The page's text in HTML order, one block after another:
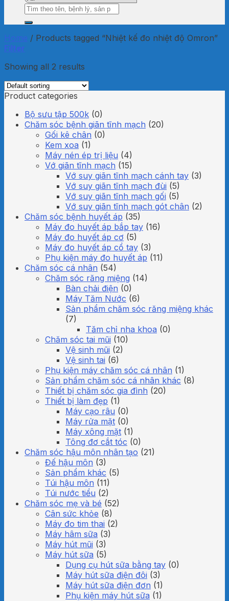
Search
for:
Home / Products tagged “Nhiệt kế đo nhiệt độ Omron”
Filter
Showing all 2 results
Product categories
Bộ sưu tập 500k (0)
Chăm sóc bệnh giãn tĩnh mạch (20)
Gối kê chân (0)
Kem xoa (1)
Máy nén ép trị liệu (4)
Vớ giãn tĩnh mạch (15)
Vớ suy giãn tĩnh mạch cánh tay (3)
Vớ suy giãn tĩnh mạch đùi (5)
Vớ suy giãn tĩnh mạch gối (5)
Vớ suy giãn tĩnh mạch gót chân (2)
Chăm sóc bệnh huyết áp (35)
Máy đo huyết áp bắp tay (16)
Máy đo huyết áp cơ (5)
Máy đo huyết áp cổ tay (3)
Phụ kiện máy đo huyết áp (11)
Chăm sóc cá nhân (54)
Chăm sóc răng miệng (14)
Bàn chải điện (0)
Máy Tăm Nước (6)
Sản phẩm chăm sóc răng miệng khác
(7)
Tăm chỉ nha khoa (0)
Chăm sóc tai mũi (10)
Vệ sinh mũi (2)
Vệ sinh tai (6)
Phụ kiện máy chăm sóc cá nhân (1)
Sản phẩm chăm sóc cá nhân khác (8)
Thiết bị chăm sóc gia đình (20)
Thiết bị làm đẹp (1)
Máy cạo râu (0)
Máy rửa mặt (0)
Máy xông mặt (1)
Tông đơ cắt tóc (0)
Chăm sóc hậu môn nhân tạo (21)
Đế hậu môn (3)
Sản phẩm khác (5)
Túi hậu môn (11)
Túi nước tiểu (2)
Chăm sóc mẹ và bé (52)
Cân sức khỏe (8)
Máy đo tim thai (2)
Máy hâm sữa (3)
Máy hút mũi (3)
Máy hút sữa (5)
Dụng cụ hút sữa bằng tay (0)
Máy hút sữa điện đôi (3)
Máy hút sữa điện đơn (1)
Phụ kiện máy hút sữa (1)